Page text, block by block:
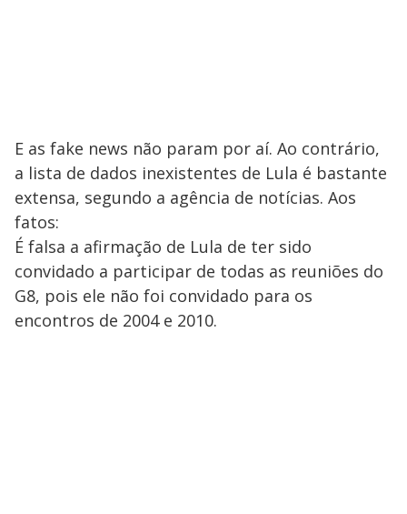
E as fake news não param por aí. Ao contrário,
a lista de dados inexistentes de Lula é bastante
extensa, segundo a agência de notícias. Aos
fatos:
É falsa a afirmação de Lula de ter sido
convidado a participar de todas as reuniões do
G8, pois ele não foi convidado para os
encontros de 2004 e 2010.